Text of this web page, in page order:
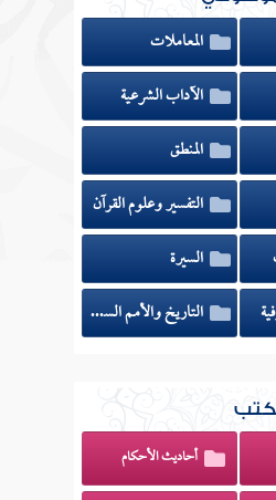
المعاملات
الآداب الشرعية
المنطق
التفسير وعلوم القرآن
السيرة
التاريخ والأمم السابقة
أحاديث الأحكام